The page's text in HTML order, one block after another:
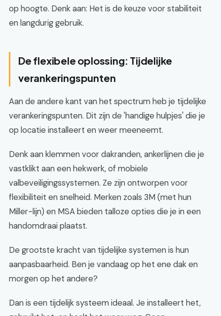
op hoogte. Denk aan: Het is de keuze voor stabiliteit
en langdurig gebruik.
De flexibele oplossing: Tijdelijke
verankeringspunten
Aan de andere kant van het spectrum heb je tijdelijke
verankeringspunten. Dit zijn de 'handige hulpjes' die je
op locatie installeert en weer meeneemt.
Denk aan klemmen voor dakranden, ankerlijnen die je
vastklikt aan een hekwerk, of mobiele
valbeveiligingssystemen. Ze zijn ontworpen voor
flexibiliteit en snelheid. Merken zoals 3M (met hun
Miller-lijn) en MSA bieden talloze opties die je in een
handomdraai plaatst.
De grootste kracht van tijdelijke systemen is hun
aanpasbaarheid. Ben je vandaag op het ene dak en
morgen op het andere?
Dan is een tijdelijk systeem ideaal. Je installeert het,